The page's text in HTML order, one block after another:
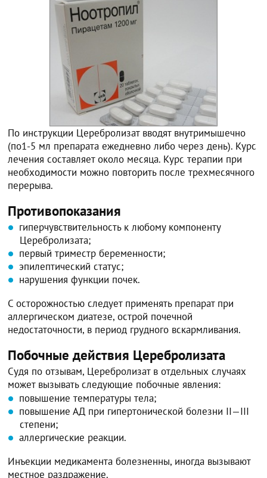
По инструкции Церебролизат вводят внутримышечно
(по1-5 мл препарата ежедневно либо через день). Курс
лечения составляет около месяца. Курс терапии при
необходимости можно повторить после трехмесячного
перерыва.
Противопоказания
гиперчувствительность к любому компоненту
Церебролизата;
первый триместр беременности;
эпилептический статус;
нарушения функции почек.
С осторожностью следует применять препарат при
аллергическом диатезе, острой почечной
недостаточности, в период грудного вскармливания.
Побочные действия Церебролизата
Судя по отзывам, Церебролизат в отдельных случаях
может вызывать следующие побочные явления:
повышение температуры тела;
повышение АД при гипертонической болезни II—III
степени;
аллергические реакции.
Инъекции медикамента болезненны, иногда вызывают
местное раздражение.